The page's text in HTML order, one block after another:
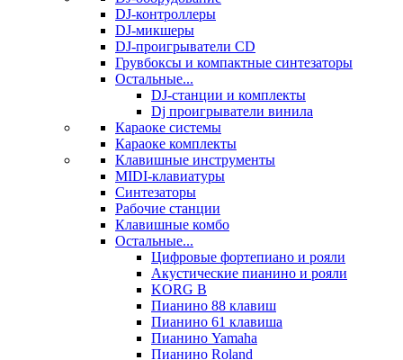
DJ-контроллеры
DJ-микшеры
DJ-проигрыватели CD
Грувбоксы и компактные синтезаторы
Остальные...
DJ-станции и комплекты
Dj проигрыватели винила
Караоке системы
Караоке комплекты
Клавишные инструменты
MIDI-клавиатуры
Синтезаторы
Рабочие станции
Клавишные комбо
Остальные...
Цифровые фортепиано и рояли
Акустические пианино и рояли
KORG B
Пианино 88 клавиш
Пианино 61 клавиша
Пианино Yamaha
Пианино Roland